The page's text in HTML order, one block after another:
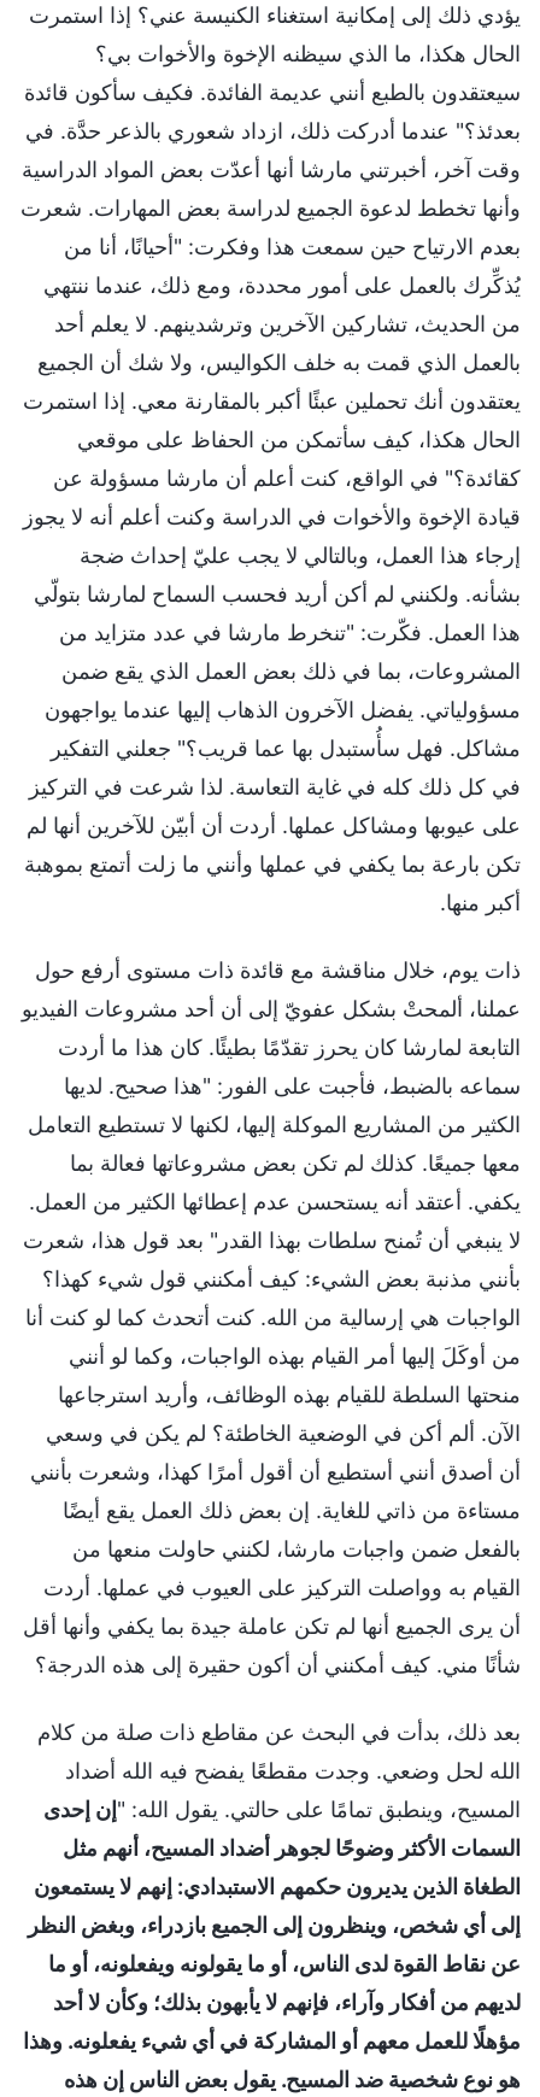
يؤدي ذلك إلى إمكانية استغناء الكنيسة عني؟ إذا استمرت
الحال هكذا، ما الذي سيظنه الإخوة والأخوات بي؟
سيعتقدون بالطبع أنني عديمة الفائدة. فكيف سأكون قائدة
بعدئذ؟" عندما أدركت ذلك، ازداد شعوري بالذعر حدَّة. في
وقت آخر، أخبرتني مارشا أنها أعدّت بعض المواد الدراسية
وأنها تخطط لدعوة الجميع لدراسة بعض المهارات. شعرت
بعدم الارتياح حين سمعت هذا وفكرت: "أحيانًا، أنا من
يُذكِّرك بالعمل على أمور محددة، ومع ذلك، عندما ننتهي
من الحديث، تشاركين الآخرين وترشدينهم. لا يعلم أحد
بالعمل الذي قمت به خلف الكواليس، ولا شك أن الجميع
يعتقدون أنك تحملين عبئًا أكبر بالمقارنة معي. إذا استمرت
الحال هكذا، كيف سأتمكن من الحفاظ على موقعي
كقائدة؟" في الواقع، كنت أعلم أن مارشا مسؤولة عن
قيادة الإخوة والأخوات في الدراسة وكنت أعلم أنه لا يجوز
إرجاء هذا العمل، وبالتالي لا يجب عليّ إحداث ضجة
بشأنه. ولكنني لم أكن أريد فحسب السماح لمارشا بتولّي
هذا العمل. فكّرت: "تنخرط مارشا في عدد متزايد من
المشروعات، بما في ذلك بعض العمل الذي يقع ضمن
مسؤولياتي. يفضل الآخرون الذهاب إليها عندما يواجهون
مشاكل. فهل سأُستبدل بها عما قريب؟" جعلني التفكير
في كل ذلك كله في غاية التعاسة. لذا شرعت في التركيز
على عيوبها ومشاكل عملها. أردت أن أبيّن للآخرين أنها لم
تكن بارعة بما يكفي في عملها وأنني ما زلت أتمتع بموهبة
أكبر منها.
ذات يوم، خلال مناقشة مع قائدة ذات مستوى أرفع حول
عملنا، ألمحتْ بشكل عفويّ إلى أن أحد مشروعات الفيديو
التابعة لمارشا كان يحرز تقدّمًا بطيئًا. كان هذا ما أردت
سماعه بالضبط، فأجبت على الفور: "هذا صحيح. لديها
الكثير من المشاريع الموكلة إليها، لكنها لا تستطيع التعامل
معها جميعًا. كذلك لم تكن بعض مشروعاتها فعالة بما
يكفي. أعتقد أنه يستحسن عدم إعطائها الكثير من العمل.
لا ينبغي أن تُمنح سلطات بهذا القدر" بعد قول هذا، شعرت
بأنني مذنبة بعض الشيء: كيف أمكنني قول شيء كهذا؟
الواجبات هي إرسالية من الله. كنت أتحدث كما لو كنت أنا
من أوكَلَ إليها أمر القيام بهذه الواجبات، وكما لو أنني
منحتها السلطة للقيام بهذه الوظائف، وأريد استرجاعها
الآن. ألم أكن في الوضعية الخاطئة؟ لم يكن في وسعي
أن أصدق أنني أستطيع أن أقول أمرًا كهذا، وشعرت بأنني
مستاءة من ذاتي للغاية. إن بعض ذلك العمل يقع أيضًا
بالفعل ضمن واجبات مارشا، لكنني حاولت منعها من
القيام به وواصلت التركيز على العيوب في عملها. أردت
أن يرى الجميع أنها لم تكن عاملة جيدة بما يكفي وأنها أقل
شأنًا مني. كيف أمكنني أن أكون حقيرة إلى هذه الدرجة؟
بعد ذلك، بدأت في البحث عن مقاطع ذات صلة من كلام
الله لحل وضعي. وجدت مقطعًا يفضح فيه الله أضداد
المسيح، وينطبق تمامًا على حالتي. يقول الله: "إن إحدى
السمات الأكثر وضوحًا لجوهر أضداد المسيح، أنهم مثل
الطغاة الذين يديرون حكمهم الاستبدادي: إنهم لا يستمعون
إلى أي شخص، وينظرون إلى الجميع بازدراء، وبغض النظر
عن نقاط القوة لدى الناس، أو ما يقولونه ويفعلونه، أو ما
لديهم من أفكار وآراء، فإنهم لا يأبهون بذلك؛ وكأن لا أحد
مؤهلًا للعمل معهم أو المشاركة في أي شيء يفعلونه. وهذا
هو نوع شخصية ضد المسيح. يقول بعض الناس إن هذه